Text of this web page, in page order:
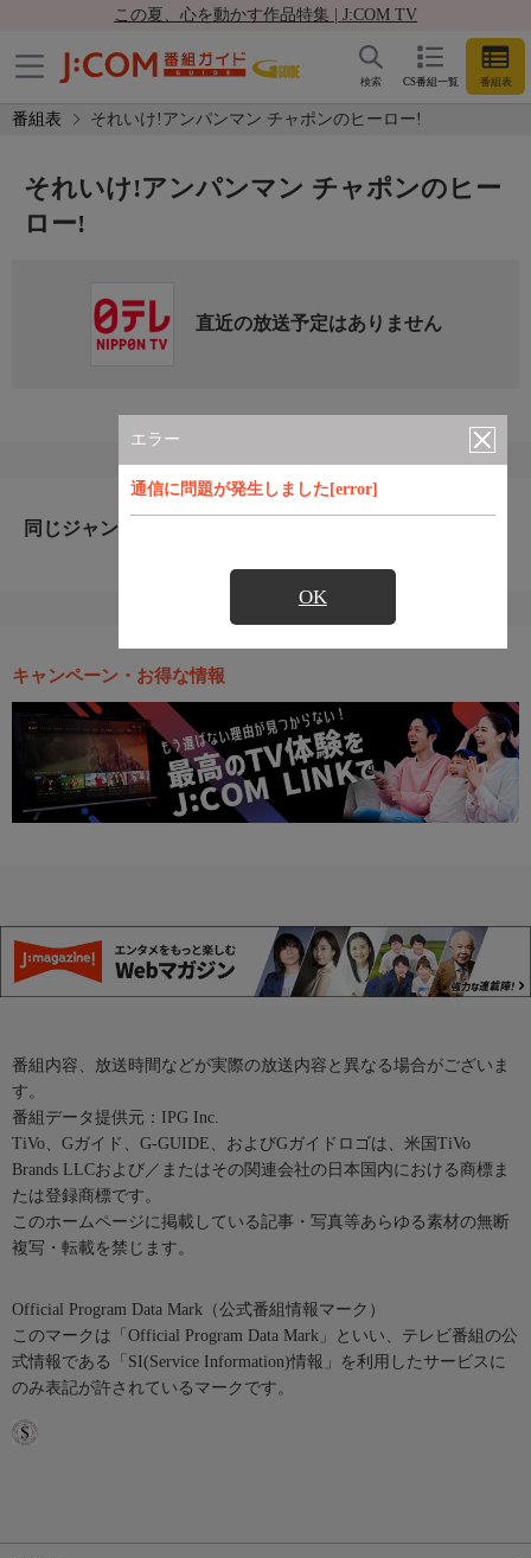
この夏、心を動かす作品特集 | J:COM TV
CS番組一覧 番組表
検索
番組表 それいけ!アンパンマン チャポンのヒーロー!
エラー
通信に問題が発生しました[error]
OK
それいけ!アンパンマン チャポンのヒー
ロー!
直近の放送予定はありません
同じジャンルのおすすめ番組
キャンペーン・お得な情報
番組内容、放送時間などが実際の放送内容と異なる場合がございま
す。
番組データ提供元：IPG Inc.
TiVo、Gガイド、G-GUIDE、およびGガイドロゴは、米国TiVo
Brands LLCおよび／またはその関連会社の日本国内における商標ま
たは登録商標です。
このホームページに掲載している記事・写真等あらゆる素材の無断
複写・転載を禁じます。
Official Program Data Mark（公式番組情報マーク）
このマークは「Official Program Data Mark」といい、テレビ番組の公
式情報である「SI(Service Information)情報」を利用したサービスに
のみ表記が許されているマークです。